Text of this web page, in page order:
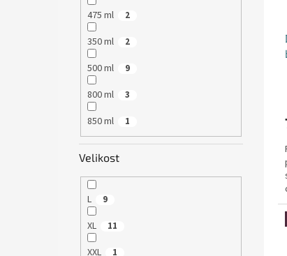
475 ml 2
350 ml 2
500 ml 9
800 ml 3
850 ml 1
Velikost
L 9
XL 11
XXL 1